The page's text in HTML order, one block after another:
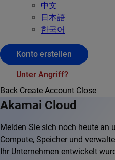
中文
日本語
한국어
Konto erstellen
Unter Angriff?
Back Create Account Close
Akamai Cloud
Melden Sie sich noch heute an
Compute, Speicher und
Ihr Unternehmen entwickelt